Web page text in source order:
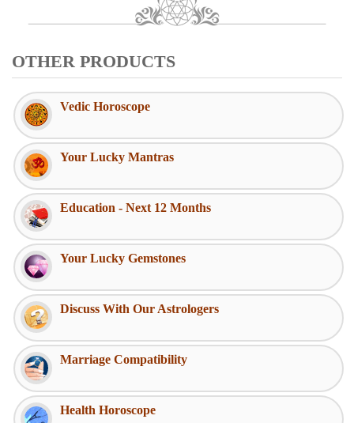
OTHER PRODUCTS
Vedic Horoscope
Your Lucky Mantras
Education - Next 12 Months
Your Lucky Gemstones
Discuss With Our Astrologers
Marriage Compatibility
Health Horoscope